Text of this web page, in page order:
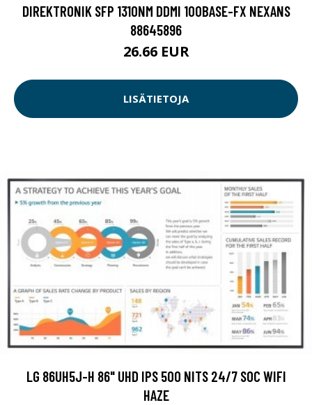
DIREKTRONIK SFP 1310NM DDMI 100BASE-FX NEXANS
88645896
26.66 EUR
LISÄTIETOJA
LG 86UH5J-H 86" UHD IPS 500 NITS 24/7 SOC WIFI
HAZE